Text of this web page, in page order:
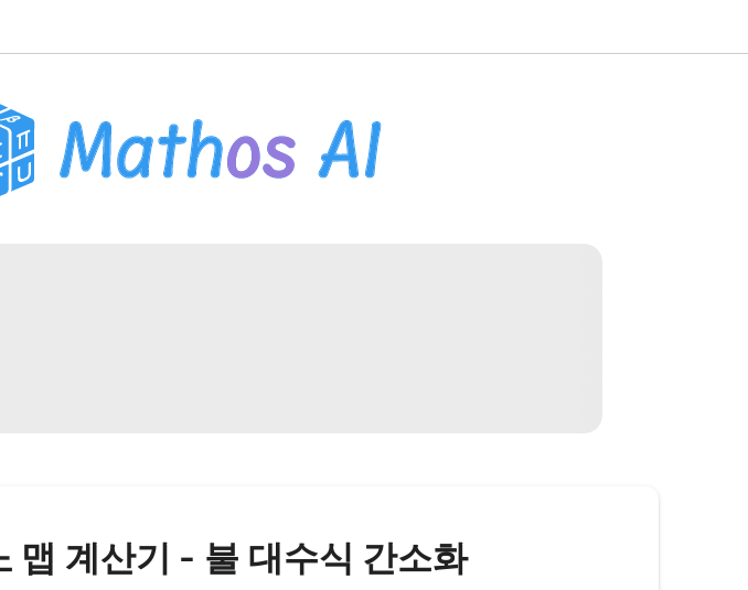
맵 계산기 - 불 대수식 간소화